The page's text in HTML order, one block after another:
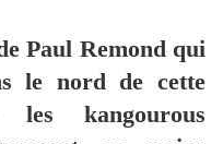
Paul Remond qui
le nord de cette
kangourous